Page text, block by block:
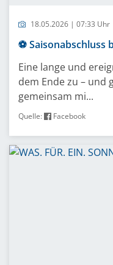
18.05.2026 | 07:33 Uhr
⚽️ Saisonabschluss
Eine lange und
dem Ende zu – und
gemeinsam mi...
Quelle: Facebook